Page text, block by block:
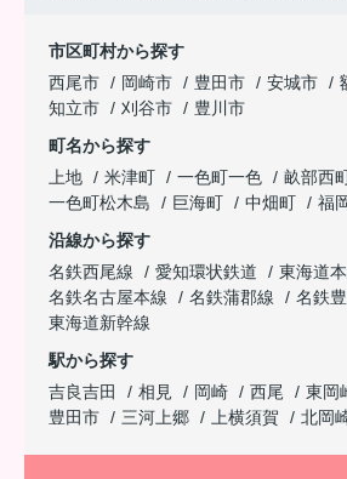
市区町村から探す
西尾市
岡崎市 豊田市 安城市
知立市
刈谷市
豊川市
町名から探す
上地
米津町 一色町一色 畝部西
一色町松木島
巨海町 中畑町 福
沿線から探す
名鉄西尾線
愛知環状鉄道 東海道
名鉄名古屋本線
名鉄蒲郡線
名鉄
東海道新幹線
駅から探す
吉良吉田
相見 岡崎 西尾 東岡
豊田市
三河上郷 上横須賀 北岡